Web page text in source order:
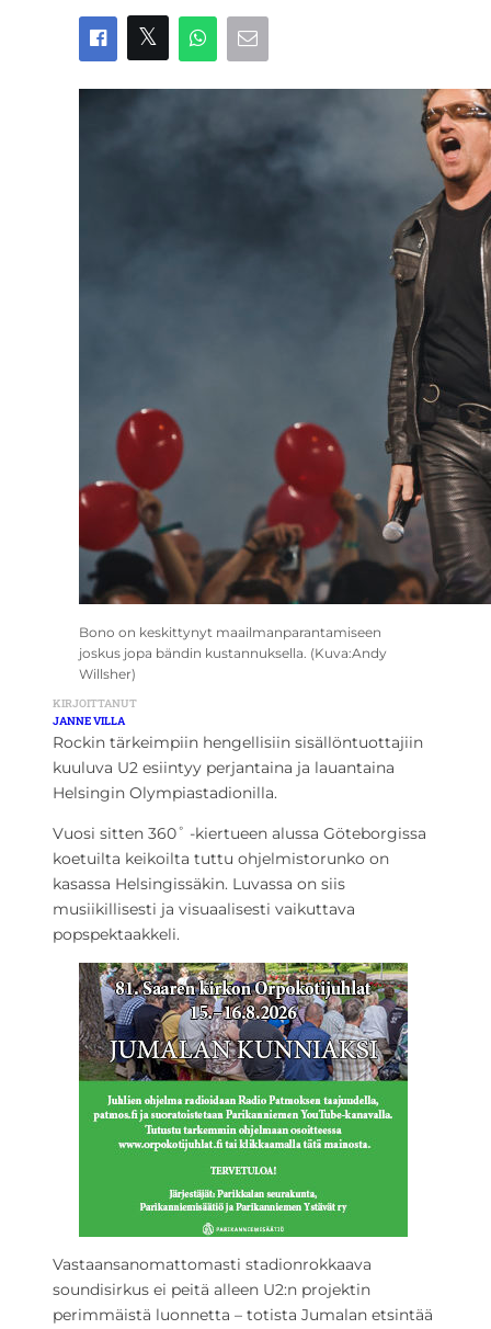
Bono on keskittynyt maailmanparantamiseen
joskus jopa bändin kustannuksella. (Kuva:Andy
Willsher)
KIRJOITTANUT
JANNE VILLA
Rockin tärkeimpiin hengellisiin sisällöntuottajiin
kuuluva U2 esiintyy perjantaina ja lauantaina
Helsingin Olympiastadionilla.
Vuosi sitten 360˚ -kiertueen alussa Göteborgissa
koetuilta keikoilta tuttu ohjelmistorunko on
kasassa Helsingissäkin. Luvassa on siis
musiikillisesti ja visuaalisesti vaikuttava
popspektaakkeli.
Vastaansanomattomasti stadionrokkaava
soundisirkus ei peitä alleen U2:n projektin
perimmäistä luonnetta – totista Jumalan etsintää